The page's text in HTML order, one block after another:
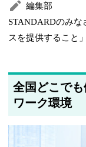
編集部
STANDARDのみ
スを提供すること
全国どこで
ワーク環境